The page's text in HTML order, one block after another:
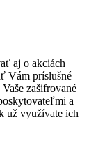
aj o akciách
Vám príslušné
zašifrované
a
už využívate ich